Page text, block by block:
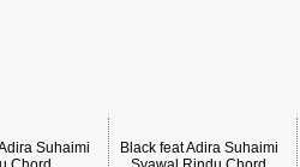
Suhaimi
Black feat Adira Suhaimi